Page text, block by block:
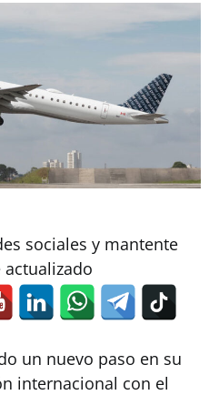
sociales y mantente
un nuevo paso en su
internacional con el